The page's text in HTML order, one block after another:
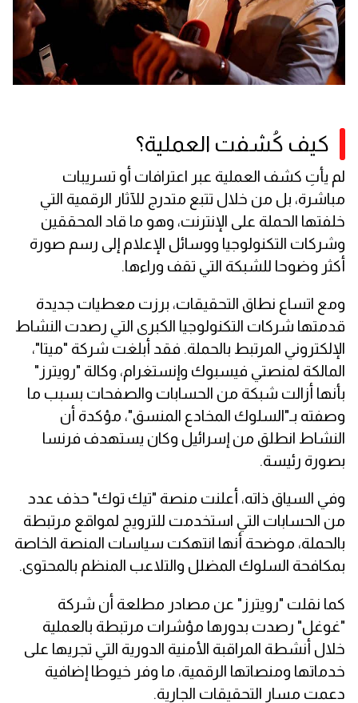
كيف كُشفت العملية؟
لم يأتِ كشف العملية عبر اعترافات أو تسريبات
مباشرة، بل من خلال تتبع متدرج للآثار الرقمية التي
خلفتها الحملة على الإنترنت، وهو ما قاد المحققين
وشركات التكنولوجيا ووسائل الإعلام إلى رسم صورة
أكثر وضوحا للشبكة التي تقف وراءها.
ومع اتساع نطاق التحقيقات، برزت معطيات جديدة
قدمتها شركات التكنولوجيا الكبرى التي رصدت النشاط
الإلكتروني المرتبط بالحملة. فقد أبلغت شركة "ميتا"،
المالكة لمنصتي فيسبوك وإنستغرام، وكالة "رويترز"
بأنها أزالت شبكة من الحسابات والصفحات بسبب ما
وصفته بـ"السلوك المخادع المنسق"، مؤكدة أن
النشاط انطلق من إسرائيل وكان يستهدف فرنسا
بصورة رئيسة.
وفي السياق ذاته، أعلنت منصة "تيك توك" حذف عدد
من الحسابات التي استخدمت للترويج لمواقع مرتبطة
بالحملة، موضحة أنها انتهكت سياسات المنصة الخاصة
بمكافحة السلوك المضلل والتلاعب المنظم بالمحتوى.
كما نقلت "رويترز" عن مصادر مطلعة أن شركة
"غوغل" رصدت بدورها مؤشرات مرتبطة بالعملية
خلال أنشطة المراقبة الأمنية الدورية التي تجريها على
خدماتها ومنصاتها الرقمية، ما وفر خيوطا إضافية
دعمت مسار التحقيقات الجارية.